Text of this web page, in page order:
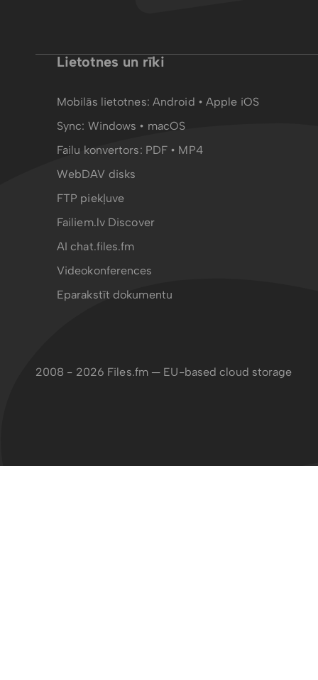
Lietotnes un rīki
Mobilās lietotnes: Android • Apple iOS
Sync: Windows • macOS
Failu konvertors: PDF • MP4
WebDAV disks
FTP piekļuve
Failiem.lv Discover
AI chat.files.fm
Videokonferences
Eparakstīt dokumentu
2008 - 2026 Files.fm — EU-based cloud storage